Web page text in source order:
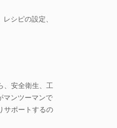
シピの設定、
、安全衛生、工
マンツーマンで
サポートするの